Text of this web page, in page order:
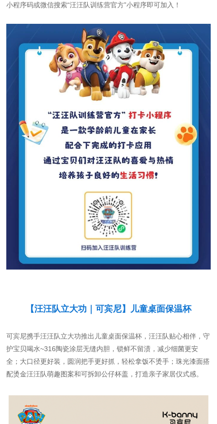
小程序码或微信搜索“汪汪队训练营官方”小程序即可加入！
【汪汪队立大功｜可宾尼】 儿童桌面保温杯
可宾尼携手汪汪队立大功推出儿童桌面保温杯 ，汪汪队贴心相伴，守
护宝贝喝水~316陶瓷涂层无缝内胆，锁鲜不留渍，减少细菌更安
全；大口径更好装，圆润把手更好抓，轻松拿饭不烫手；珠光漆面搭
配烫金汪汪队萌趣图案和可拆卸公仔杯盖，打造亲子家居仪式感。